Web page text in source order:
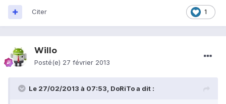
1
Citer
Willo
Posté(e) 27 février 2013
Le 27/02/2013 à 07:53, DoRiTo a dit :